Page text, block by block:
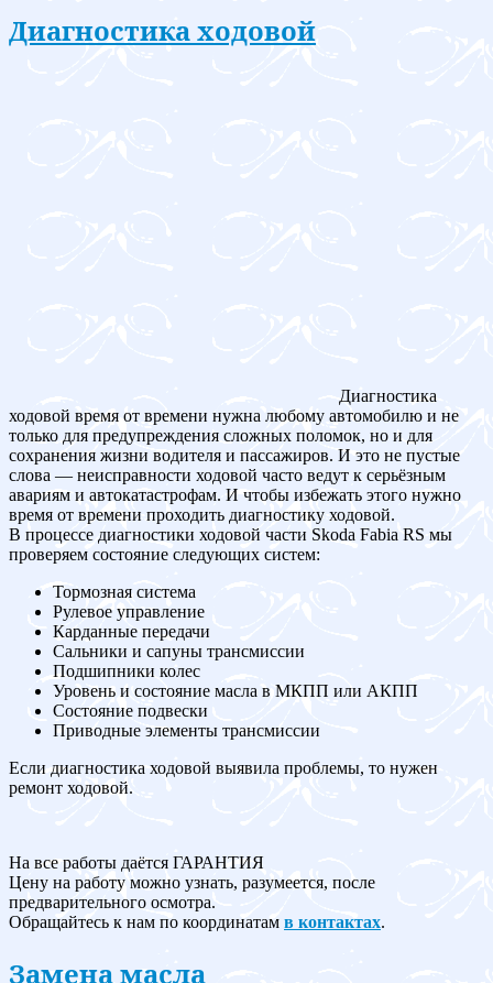
Диагностика ходовой
Диагностика
ходовой время от времени нужна любому автомобилю и не
только для предупреждения сложных поломок, но и для
сохранения жизни водителя и пассажиров. И это не пустые
слова — неисправности ходовой часто ведут к серьёзным
авариям и автокатастрофам. И чтобы избежать этого нужно
время от времени проходить диагностику ходовой.
В процессе диагностики ходовой части Skoda Fabia RS мы
проверяем состояние следующих систем:
Тормозная система
Рулевое управление
Карданные передачи
Сальники и сапуны трансмиссии
Подшипники колес
Уровень и состояние масла в МКПП или АКПП
Состояние подвески
Приводные элементы трансмиссии
Если диагностика ходовой выявила проблемы, то нужен
ремонт ходовой.
На все работы даётся ГАРАНТИЯ
Цену на работу можно узнать, разумеется, после
предварительного осмотра.
Обращайтесь к нам по координатам в контактах.
Замена масла